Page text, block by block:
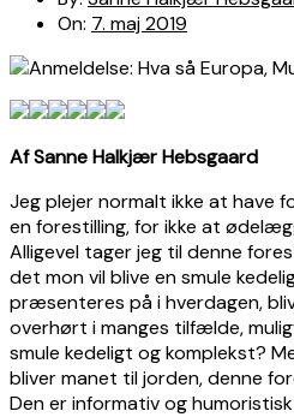
On: 7. maj 2019
Af Sanne Halkjær Hebsgaard
Jeg plejer normalt ikke at have
en forestilling, for ikke at
Alligevel tager jeg til denne
det mon vil blive en smule
præsenteres på i hverdagen,
overhørt i manges tilfælde,
smule kedeligt og komplekst?
bliver manet til jorden, denne
Den er informativ og